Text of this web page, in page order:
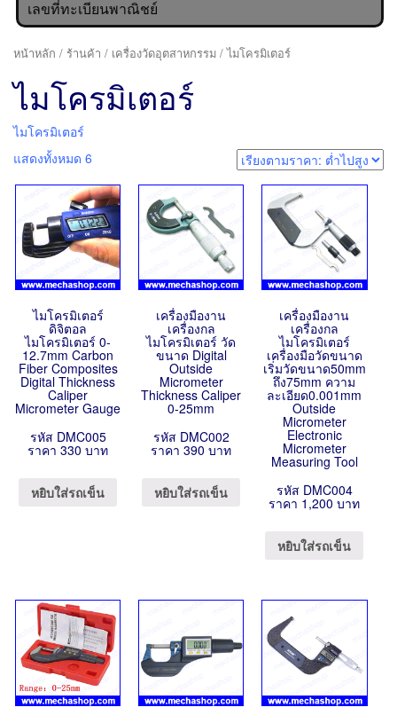
เลขที่ทะเบียนพาณิชย์
หน้าหลัก / ร้านค้า / เครื่องวัดอุตสาหกรรม / ไมโครมิเตอร์
ไมโครมิเตอร์
ไมโครมิเตอร์
แสดงทั้งหมด 6
ไมโครมิเตอร์
ดิจิตอล
ไมโครมิเตอร์ 0-
12.7mm Carbon
Fiber Composites
Digital Thickness
Caliper
Micrometer Gauge
รหัส DMC005
ราคา 330 บาท
หยิบใส่รถเข็น
เครื่องมืองาน
เครื่องกล
ไมโครมิเตอร์ วัด
ขนาด Digital
Outside
Micrometer
Thickness Caliper
0-25mm
รหัส DMC002
ราคา 390 บาท
หยิบใส่รถเข็น
เครื่องมืองาน
เครื่องกล
ไมโครมิเตอร์
เครื่องมือวัดขนาด
เริ่มวัดขนาด50mm
ถึง75mm ความ
ละเอียด0.001mm
Outside
Micrometer
Electronic
Micrometer
Measuring Tool
รหัส DMC004
ราคา 1,200 บาท
หยิบใส่รถเข็น